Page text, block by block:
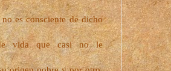
es consciente de dicho
vida que casi no le